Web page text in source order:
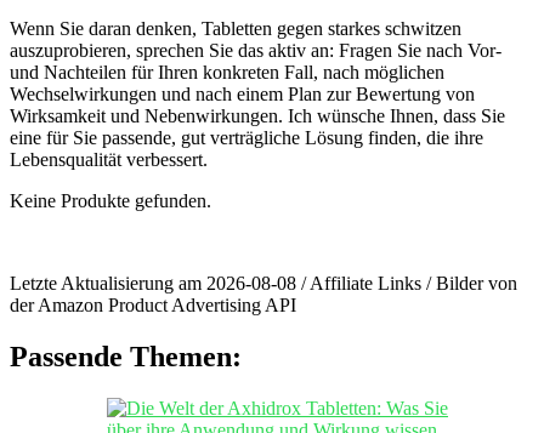
Wenn Sie‌ daran ‍denken, ‌Tabletten gegen starkes schwitzen
auszuprobieren, ⁢sprechen Sie das aktiv an: ⁤Fragen Sie nach‌ Vor-
und ⁣Nachteilen für Ihren konkreten Fall, nach möglichen
Wechselwirkungen und nach einem ⁢Plan⁣ zur ⁢Bewertung von
Wirksamkeit​ und ⁤Nebenwirkungen. ⁣Ich ​wünsche Ihnen, dass Sie
eine für Sie passende, gut verträgliche Lösung finden, die ihre
Lebensqualität verbessert.
Keine Produkte gefunden.
Letzte Aktualisierung am 2026-08-08 / Affiliate Links / Bilder von
der Amazon Product Advertising API
Passende Themen: